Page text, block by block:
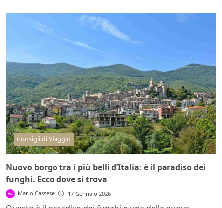
Consigli di Viaggio
Nuovo borgo tra i più belli d’Italia: è il paradiso dei
funghi. Ecco dove si trova
Mario Cassese 17 Gennaio 2026